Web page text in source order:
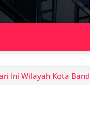
Ini Wilayah Kota